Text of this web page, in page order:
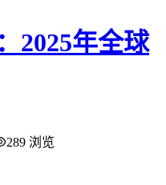
2025年全球
289 浏览